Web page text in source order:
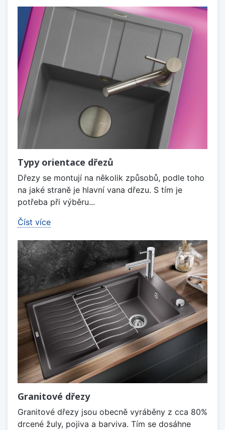
Typy orientace dřezů
Dřezy se montují na několik způsobů, podle toho
na jaké straně je hlavní vana dřezu. S tím je
potřeba při výběru...
Číst více
Granitové dřezy
Granitové dřezy jsou obecně vyráběny z cca 80%
drcené žuly, pojiva a barviva. Tím se dosáhne